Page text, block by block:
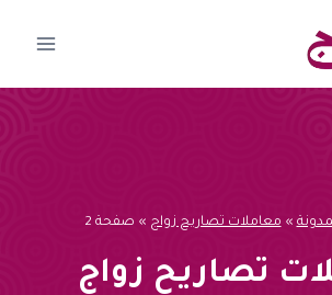
» معاملات تصاريح زواج » صفحة 2
تصاريح زواج